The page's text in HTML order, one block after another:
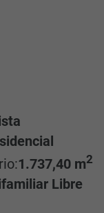
1.737,40 m2
Libre